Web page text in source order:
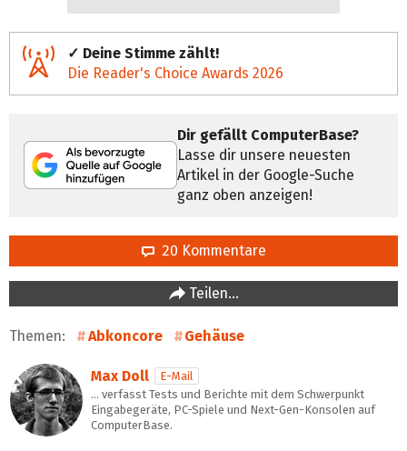
✓ Deine Stimme zählt!
Die Reader's Choice Awards 2026
Dir gefällt ComputerBase?
Lasse dir unsere neuesten
Artikel in der Google-Suche
ganz oben anzeigen!
20 Kommentare
Teilen…
Themen: Abkoncore Gehäuse
Max Doll
E-Mail
… verfasst Tests und Berichte mit dem Schwerpunkt
Eingabegeräte, PC-Spiele und Next-Gen-Konsolen auf
ComputerBase.